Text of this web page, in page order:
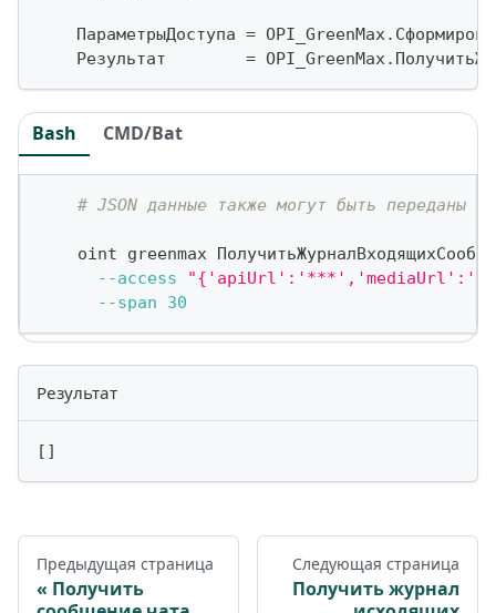
    ПараметрыДоступа
= OPI_GreenMax.
    Результат
= OPI_GreenMax.
Bash CMD/Bat
# JSON данные также могут быть переданы
oint greenmax
--access
--span
30
Результат
[ ]
Предыдущая страница
Получить
Следующая страница
Получить журнал